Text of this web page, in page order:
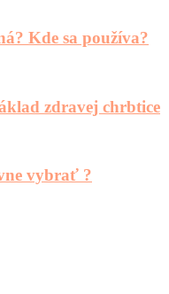
Kde sa používa?
zdravej chrbtice
vybrať ?